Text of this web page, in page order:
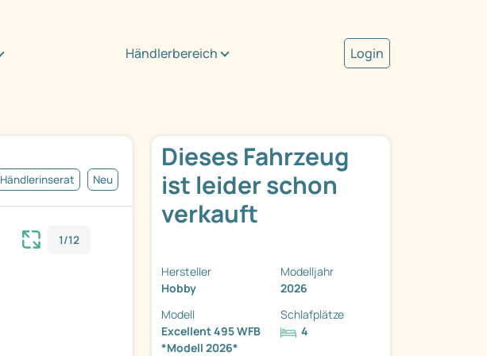
Händlerbereich Login
Händlerinserat Neu
1/12
Dieses Fahrzeug
ist leider schon
verkauft
Hersteller
Hobby
Modelljahr
2026
Modell
Excellent 495 WFB
*Modell 2026*
Schlafplätze
4